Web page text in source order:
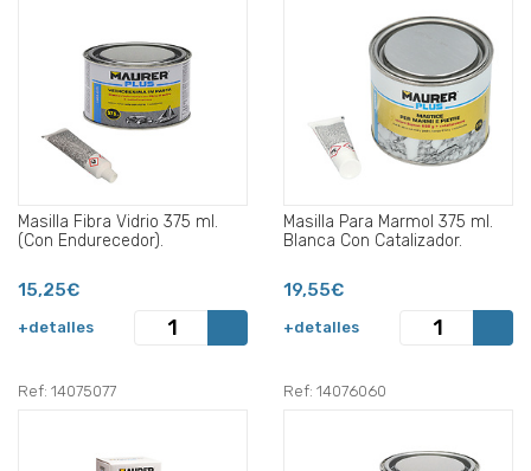
Masilla Fibra Vidrio 375 ml.
(Con Endurecedor).
15,25€
+detalles
Masilla Para Marmol 375 ml.
Blanca Con Catalizador.
19,55€
+detalles
Ref: 14075077 Ref: 14076060